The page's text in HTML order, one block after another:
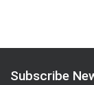
Subscribe